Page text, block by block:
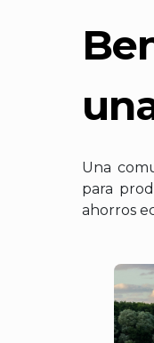
Una
para
ahorros